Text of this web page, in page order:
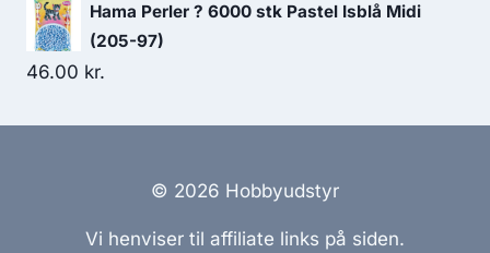
Hama Perler ? 6000 stk Pastel Isblå Midi
(205-97)
46.00 kr.
© 2026 Hobbyudstyr
Vi henviser til affiliate links på siden.